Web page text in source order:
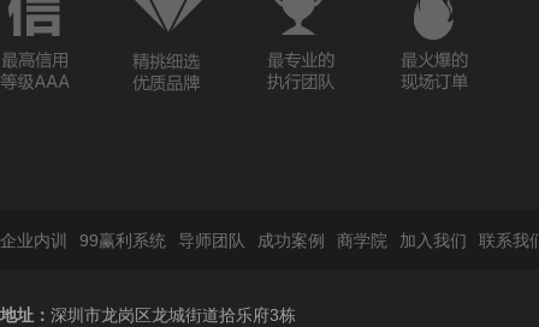
企业内训 99赢利系统 导师团队 成功案例 商学院 加入我们 联系我
地址： 深圳市龙岗区龙城街道拾乐府3栋